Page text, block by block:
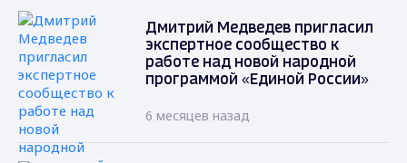
Дмитрий Медведев пригласил
экспертное сообщество к
работе над новой народной
программой «Единой России»
6 месяцев назад